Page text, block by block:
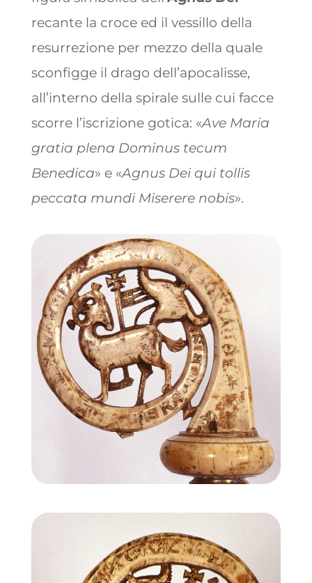
recante la croce ed il vessillo della
resurrezione per mezzo della quale
sconfigge il drago dell’apocalisse,
all’interno della spirale sulle cui facce
scorre l’iscrizione gotica: «Ave Maria
gratia plena Dominus tecum
Benedica» e «Agnus Dei qui tollis
peccata mundi Miserere nobis».